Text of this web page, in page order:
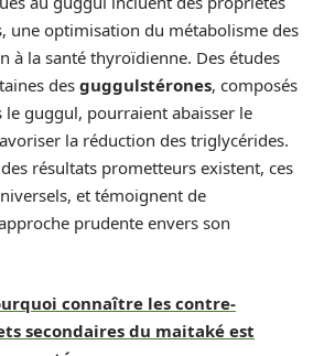
une optimisation du métabolisme des
à la santé thyroïdienne. Des études
des guggulstérones, composés
le guggul, pourraient abaisser le
la réduction des triglycérides.
résultats prometteurs existent, ces
et témoignent de
prudente envers son
connaître les contre-
secondaires du maitaké est